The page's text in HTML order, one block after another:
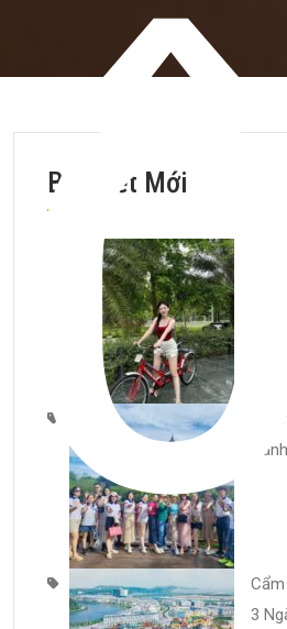
Bài Viết Mới
Tất
3